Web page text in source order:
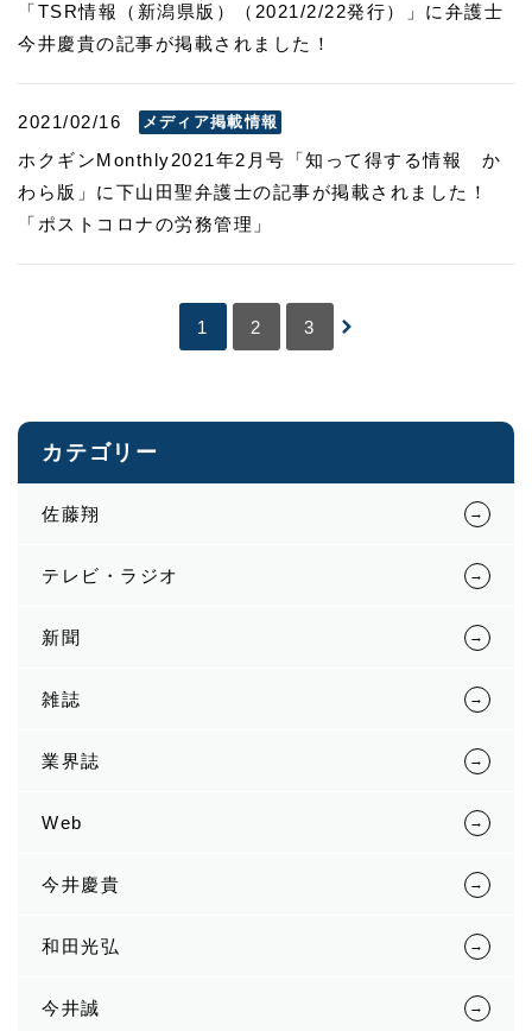
「TSR情報（新潟県版）（2021/2/22発行）」に弁護士
今井慶貴の記事が掲載されました！
2021/02/16 メディア掲載情報
ホクギンMonthly2021年2月号「知って得する情報 か
わら版」に下山田聖弁護士の記事が掲載されました！
「ポストコロナの労務管理」
1 2 3
カテゴリー
佐藤翔
テレビ・ラジオ
新聞
雑誌
業界誌
Web
今井慶貴
和田光弘
今井誠